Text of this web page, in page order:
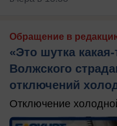
Обращение в
«Это шутка
Волжского
отключений
Отключение